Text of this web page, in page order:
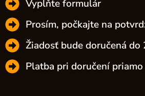
Vyplňte formulár
Prosím, počkajte na
Žiadosť bude doručená do
Platba pri doručení